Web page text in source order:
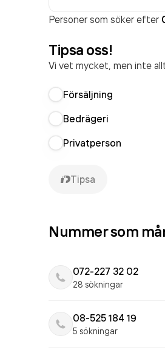
Personer som söker efter
Tipsa oss!
Vi vet mycket, men inte
Försäljning
Bedrägeri
Privatperson
Tipsa
Nummer som
072-227 32 02
28 sökningar
08-525 184 19
5 sökningar